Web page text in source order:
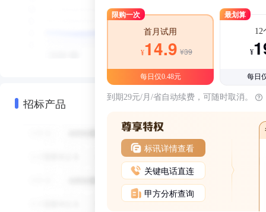
招标产品
限购一次
首月试用
¥14.9 ¥39
每日仅0.48元
最划算
12
¥
每日
到期29元/月/省自动续费，可随时取消。
标讯详情查看
关键电话直连
甲方分析查询